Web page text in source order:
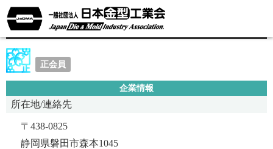
株式会社小出製作所
正会員
企業情報
所在地/連絡先
〒438-0825
静岡県磐田市森本1045